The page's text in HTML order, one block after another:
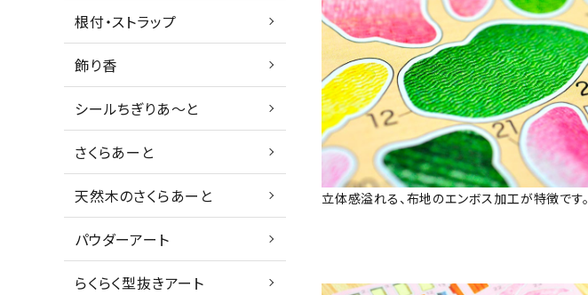
根付・ストラップ
飾り香
シールちぎりあ～と
さくらあーと
天然木のさくらあーと
パウダーアート
らくらく型抜きアート
立体感溢れる、布地のエンボス加工が特徴です。